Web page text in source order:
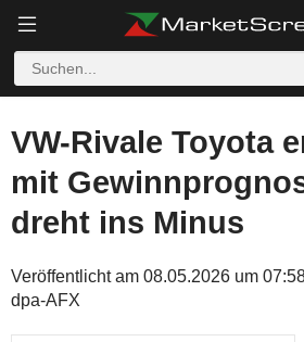
VW-Rivale Toyota
mit
dreht ins Minus
Veröffentlicht am 08.05.2026 um
dpa-AFX